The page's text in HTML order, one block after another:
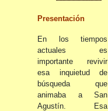
Presentación
En los tiempos
actuales es
importante revivir
esa inquietud de
búsqueda que
animaba a San
Agustín. Esa